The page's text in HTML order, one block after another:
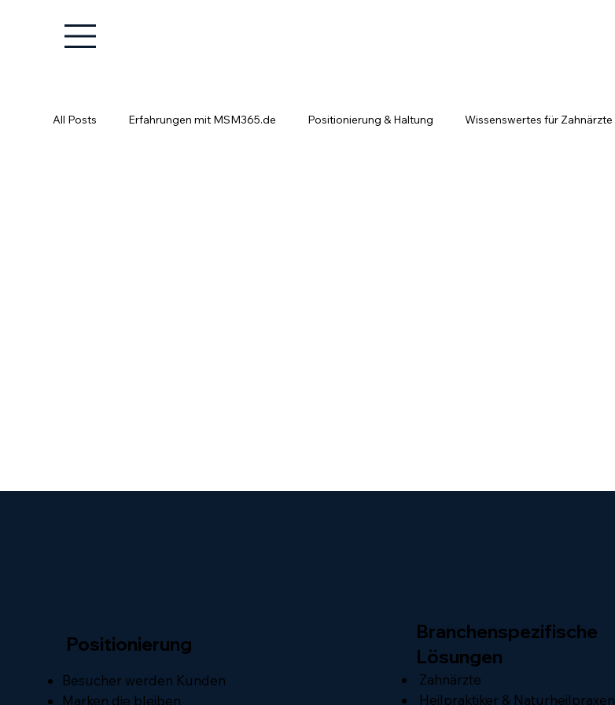
All Posts Erfahrungen mit MSM365.de Positionierung & Haltung Wissenswertes für Zahnärzte
Positionierung
Branchenspezifische
Lösungen
Besucher werden Kunden
Marken die bleiben
Zahnärzte
Heilpraktiker & Naturheilpraxen